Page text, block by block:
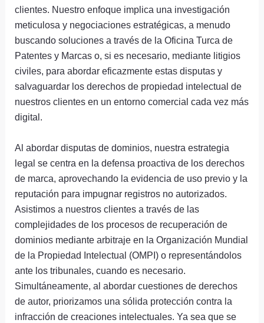
clientes. Nuestro enfoque implica una investigación
meticulosa y negociaciones estratégicas, a menudo
buscando soluciones a través de la Oficina Turca de
Patentes y Marcas o, si es necesario, mediante litigios
civiles, para abordar eficazmente estas disputas y
salvaguardar los derechos de propiedad intelectual de
nuestros clientes en un entorno comercial cada vez más
digital.
Al abordar disputas de dominios, nuestra estrategia
legal se centra en la defensa proactiva de los derechos
de marca, aprovechando la evidencia de uso previo y la
reputación para impugnar registros no autorizados.
Asistimos a nuestros clientes a través de las
complejidades de los procesos de recuperación de
dominios mediante arbitraje en la Organización Mundial
de la Propiedad Intelectual (OMPI) o representándolos
ante los tribunales, cuando es necesario.
Simultáneamente, al abordar cuestiones de derechos
de autor, priorizamos una sólida protección contra la
infracción de creaciones intelectuales. Ya sea que se